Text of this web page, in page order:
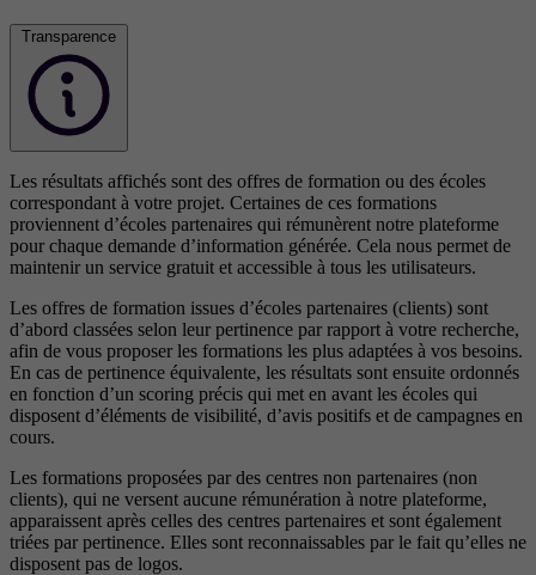
Transparence
Les résultats affichés sont des offres de formation ou des écoles
correspondant à votre projet. Certaines de ces formations
proviennent d’écoles partenaires qui rémunèrent notre plateforme
pour chaque demande d’information générée. Cela nous permet de
maintenir un service gratuit et accessible à tous les utilisateurs.
Les offres de formation issues d’écoles partenaires (clients) sont
d’abord classées selon leur pertinence par rapport à votre recherche,
afin de vous proposer les formations les plus adaptées à vos besoins.
En cas de pertinence équivalente, les résultats sont ensuite ordonnés
en fonction d’un scoring précis qui met en avant les écoles qui
disposent d’éléments de visibilité, d’avis positifs et de campagnes en
cours.
Les formations proposées par des centres non partenaires (non
clients), qui ne versent aucune rémunération à notre plateforme,
apparaissent après celles des centres partenaires et sont également
triées par pertinence. Elles sont reconnaissables par le fait qu’elles ne
disposent pas de logos.